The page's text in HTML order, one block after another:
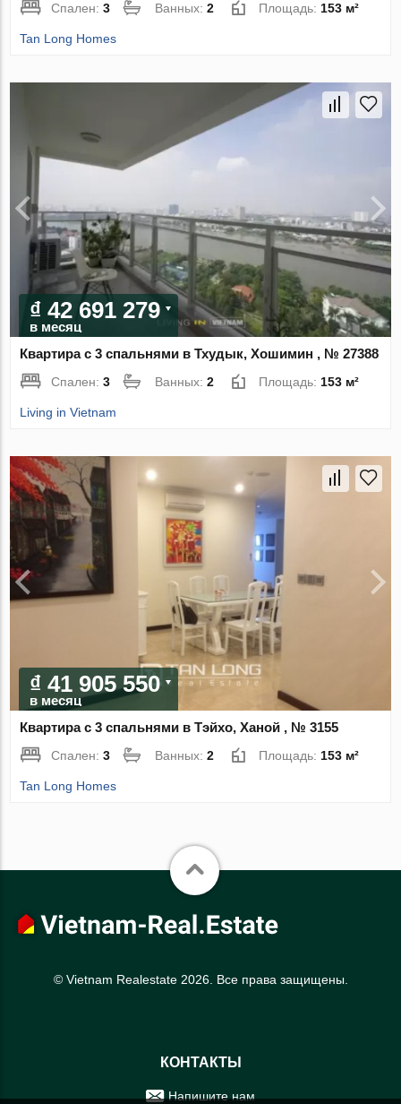
Спален:3 Ванных:2 Площадь: 153 м²
Tan Long Homes
₫ 42 691 279
в месяц
Квартира с 3 спальнями в Тхудык, Хошимин , № 27388
Спален:3 Ванных:2 Площадь: 153 м²
Living in Vietnam
₫ 41 905 550
в месяц
Квартира с 3 спальнями в Тэйхо, Ханой , № 3155
Спален:3 Ванных:2 Площадь: 153 м²
Tan Long Homes
© Vietnam Realestate 2026. Все права защищены.
КОНТАКТЫ
Напишите нам